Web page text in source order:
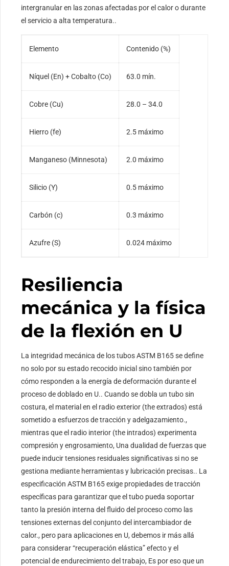
intergranular en las zonas afectadas por el calor o durante
el servicio a alta temperatura..
Elemento Contenido (%)
Níquel (En) + Cobalto (Co) 63.0 mín.
Cobre (Cu) 28.0 – 34.0
Hierro (fe) 2.5 máximo
Manganeso (Minnesota) 2.0 máximo
Silicio (Y) 0.5 máximo
Carbón (c) 0.3 máximo
Azufre (S) 0.024 máximo
Resiliencia
mecánica y la física
de la flexión en U
La integridad mecánica de los tubos ASTM B165 se define
no solo por su estado recocido inicial sino también por
cómo responden a la energía de deformación durante el
proceso de doblado en U.. Cuando se dobla un tubo sin
costura, el material en el radio exterior (the extrados) está
sometido a esfuerzos de tracción y adelgazamiento.,
mientras que el radio interior (the intrados) experimenta
compresión y engrosamiento, Una dualidad de fuerzas que
puede inducir tensiones residuales significativas si no se
gestiona mediante herramientas y lubricación precisas.. La
especificación ASTM B165 exige propiedades de tracción
específicas para garantizar que el tubo pueda soportar
tanto la presión interna del fluido del proceso como las
tensiones externas del conjunto del intercambiador de
calor., pero para aplicaciones en U, debemos ir más allá
para considerar “recuperación elástica” efecto y el
potencial de endurecimiento del trabajo, Es por eso que un